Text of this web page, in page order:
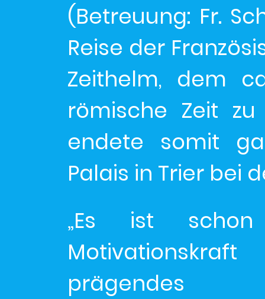
(Betreuung: Fr.
Reise der
Zeithelm, dem
römische Zeit
endete somit
Palais in Trier bei
„Es ist
prägendes